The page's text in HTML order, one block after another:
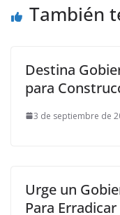
También
Destina
para
3 de septiembre de
Urge un
Para